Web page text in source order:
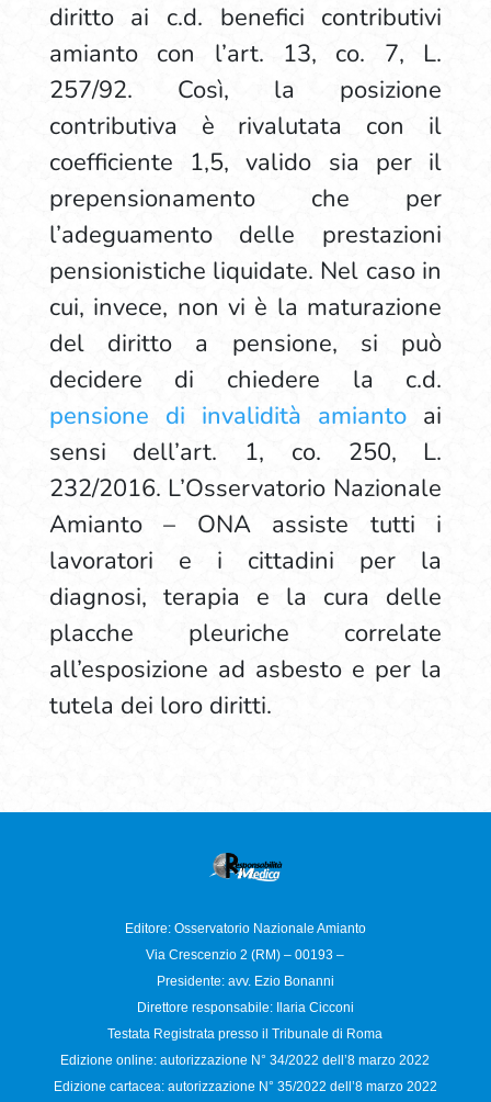
diritto ai c.d. benefici contributivi
amianto con l’art. 13, co. 7, L.
257/92. Così, la posizione
contributiva è rivalutata con il
coefficiente 1,5, valido sia per il
prepensionamento che per
l’adeguamento delle prestazioni
pensionistiche liquidate. Nel caso in
cui, invece, non vi è la maturazione
del diritto a pensione, si può
decidere di chiedere la c.d.
pensione di invalidità amianto ai
sensi dell’art. 1, co. 250, L.
232/2016. L’Osservatorio Nazionale
Amianto – ONA assiste tutti i
lavoratori e i cittadini per la
diagnosi, terapia e la cura delle
placche pleuriche correlate
all’esposizione ad asbesto e per la
tutela dei loro diritti.
Editore: Osservatorio Nazionale Amianto
Via Crescenzio 2 (RM) – 00193 –
Presidente: avv. Ezio Bonanni
Direttore responsabile:
Ilaria Cicconi
Testata Registrata presso il Tribunale di Roma
Edizione online: autorizzazione N°34/2022 dell’8 marzo 2022
Edizione cartacea: autorizzazione N° 35/2022 dell’8 marzo 2022